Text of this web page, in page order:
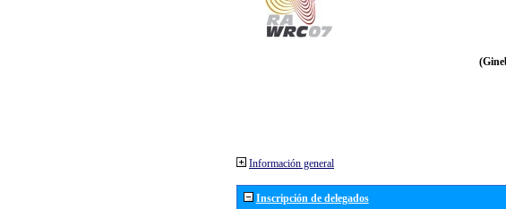
Información general
Inscripción de delegados